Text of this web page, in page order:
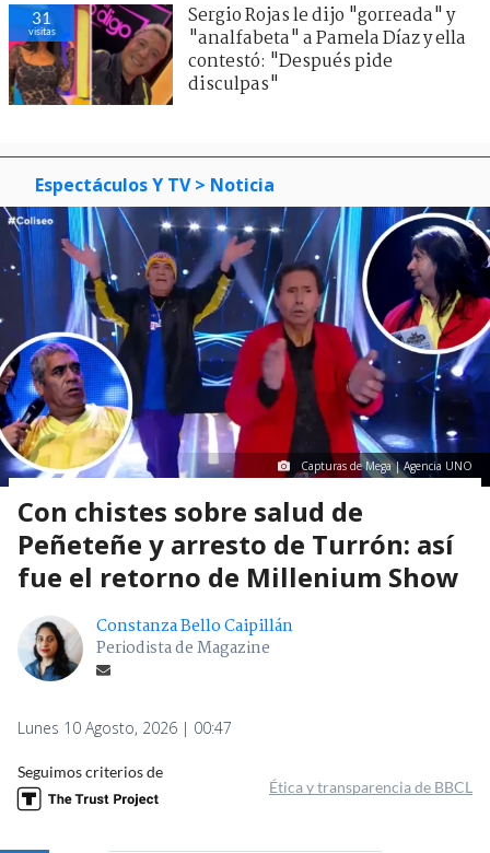
31
visitas
Sergio Rojas le dijo "gorreada" y
"analfabeta" a Pamela Díaz y ella
contestó: "Después pide
disculpas"
Espectáculos Y TV > Noticia
Capturas de Mega | Agencia UNO
Con chistes sobre salud de
Peñeteñe y arresto de Turrón: así
fue el retorno de Millenium Show
Constanza Bello Caipillán
Periodista de Magazine
Lunes 10 Agosto, 2026 | 00:47
Seguimos criterios de
Ética y transparencia de BBCL